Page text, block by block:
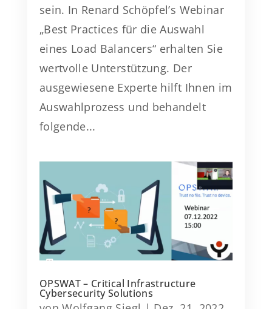
sein. In Renard Schöpfel’s Webinar
„Best Practices für die Auswahl
eines Load Balancers“ erhalten Sie
wertvolle Unterstützung. Der
ausgewiesene Experte hilft Ihnen im
Auswahlprozess und behandelt
folgende...
OPSWAT – Critical Infrastructure
Cybersecurity Solutions